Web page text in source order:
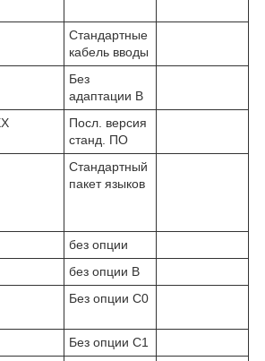
Стандартные
кабель вводы
Без
адаптации B
Посл. версия
станд. ПО
Стандартный
пакет языков
без опции
без опции В
Без опции С0
Без опции C1